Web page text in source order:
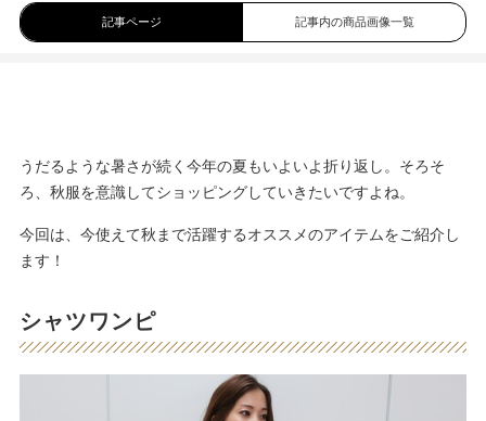
記事ページ 記事内の商品画像一覧
うだるような暑さが続く今年の夏もいよいよ折り返し。そろそ
ろ、秋服を意識してショッピングしていきたいですよね。
今回は、今使えて秋まで活躍するオススメのアイテムをご紹介し
ます！
シャツワンピ